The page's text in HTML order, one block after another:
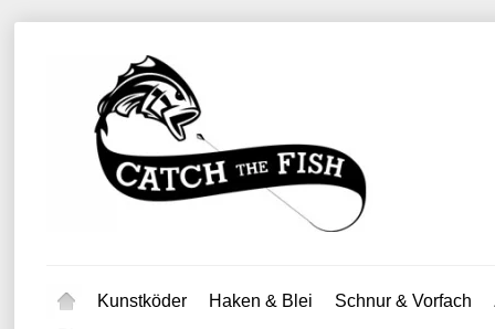
Kunstköder Haken & Blei Schnur & Vorfach